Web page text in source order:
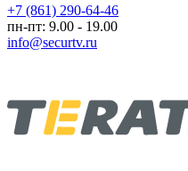
+7 (861) 290-64-46
пн-пт: 9.00 - 19.00
info@securtv.ru